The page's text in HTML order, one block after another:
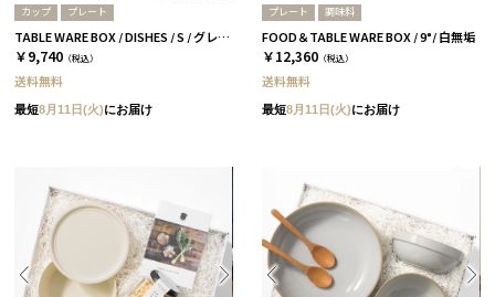
カップ プレート
TABLE WARE BOX / DISHES / S / グレー［イイホシユミコ×木村硝子店］
￥9,740 （税込）
送料無料
最短8月11日(火)にお届け
プレート 調味料
FOOD＆TABLE WARE BOX / 9°/ 白無垢
￥12,360 （税込）
送料無料
最短8月11日(火)にお届け